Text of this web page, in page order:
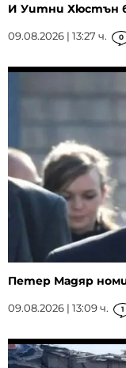
И Уитни Хюстън
09.08.2026 | 13:27 ч. 0
Петер Мадяр
09.08.2026 | 13:09 ч. 1